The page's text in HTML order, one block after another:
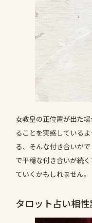
女教皇の正位置が出た
ることを実感している
る、そんな付き合いが
で平穏な付き合いが続
ていくかもしれません。
タロット占い相